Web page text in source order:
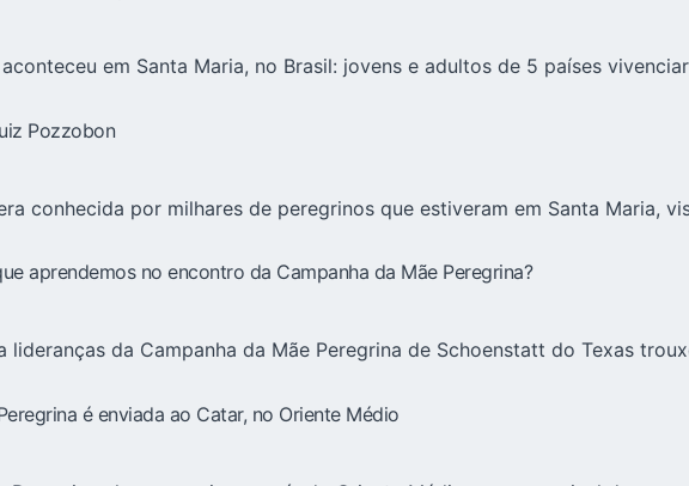
em Santa Maria, no Brasil: jovens e adultos de 5 países
Pozzobon
conhecida por milhares de peregrinos que estiveram em Santa Maria,
aprendemos no encontro da Campanha da Mãe Peregrina?
lideranças da Campanha da Mãe Peregrina de Schoenstatt do Texas
é enviada ao Catar, no Oriente Médio